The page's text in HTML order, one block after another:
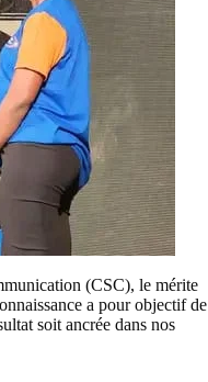
(CSC), le mérite
a pour objectif de
soit ancrée dans nos